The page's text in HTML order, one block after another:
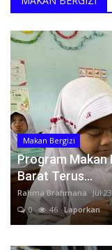
Kesehatan
Layanan Publik
Perempuan/Anak
Makan Bergizi
Program Makan
Barat Terus...
Rahma Brahmana Jul
0
46 Laporkan